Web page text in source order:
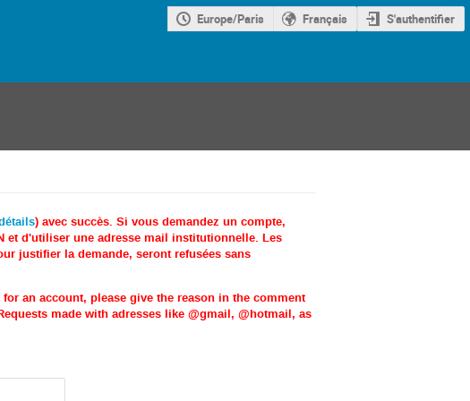
Europe/Paris Français S'authentifier
) avec succès. Si vous demandez un compte,
et d'utiliser une adresse mail institutionnelle. Les
justifier la demande, seront refusées sans
an account, please give the reason in the comment
made with adresses like @gmail, @hotmail, as